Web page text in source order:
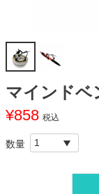
マインドベ
¥858 税込